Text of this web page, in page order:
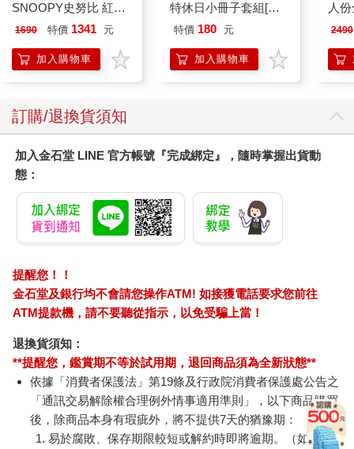
SNOOPY史努比 紅屋
造型聲控燈 夜燈 氣氛
1690 特價 1341 元
加入購物車
特休日小冊子套組[限
加購]
特價 180 元
加入購物車
人
1108
2490
訂購/退換貨須知
加入金石堂 LINE 官方帳號『完成綁定』，隨時掌握出貨動
態：
提醒您！！
金石堂及銀行均不會請您操作ATM! 如接獲電話要求您前往
ATM提款機，請不要聽從指示，以免受騙上當！
退換貨須知：
**提醒您，鑑賞期不等於試用期，退回商品須為全新狀態**
依據「消費者保護法」第19條及行政院消費者保護處公告之
「通訊交易解除權合理例外情事適用準則」，以下商品購買
後，除商品本身有瑕疵外，將不提供7天的猶豫期：
易於腐敗、保存期限較短或解約時即將逾期。（如：生